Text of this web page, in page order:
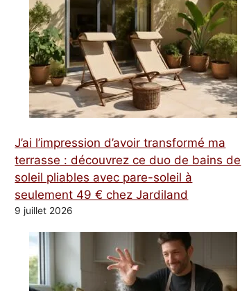
J’ai l’impression d’avoir transformé ma
terrasse : découvrez ce duo de bains de
soleil pliables avec pare-soleil à
seulement 49 € chez Jardiland
9 juillet 2026